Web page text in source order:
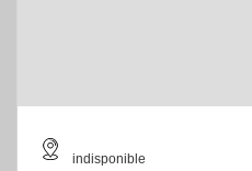
indisponible